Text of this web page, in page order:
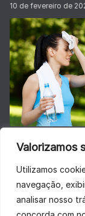
Valorizamos
Utilizamos
navegação,
analisar nosso
10 de fevereiro de
Não deixe
28 de janeiro de 2026